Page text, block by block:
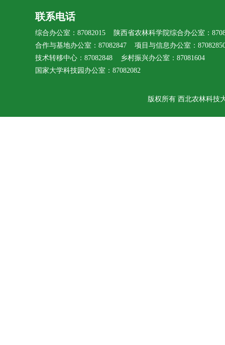
联系电话
综合办公室：87082015 陕西省农林科学院综合办公室：
合作与基地办公室：87082847 项目与信息办公室：
技术转移中心：87082848 乡村振兴办公室：87081604
国家大学科技园办公室：87082082
版权所有 西北农林科技